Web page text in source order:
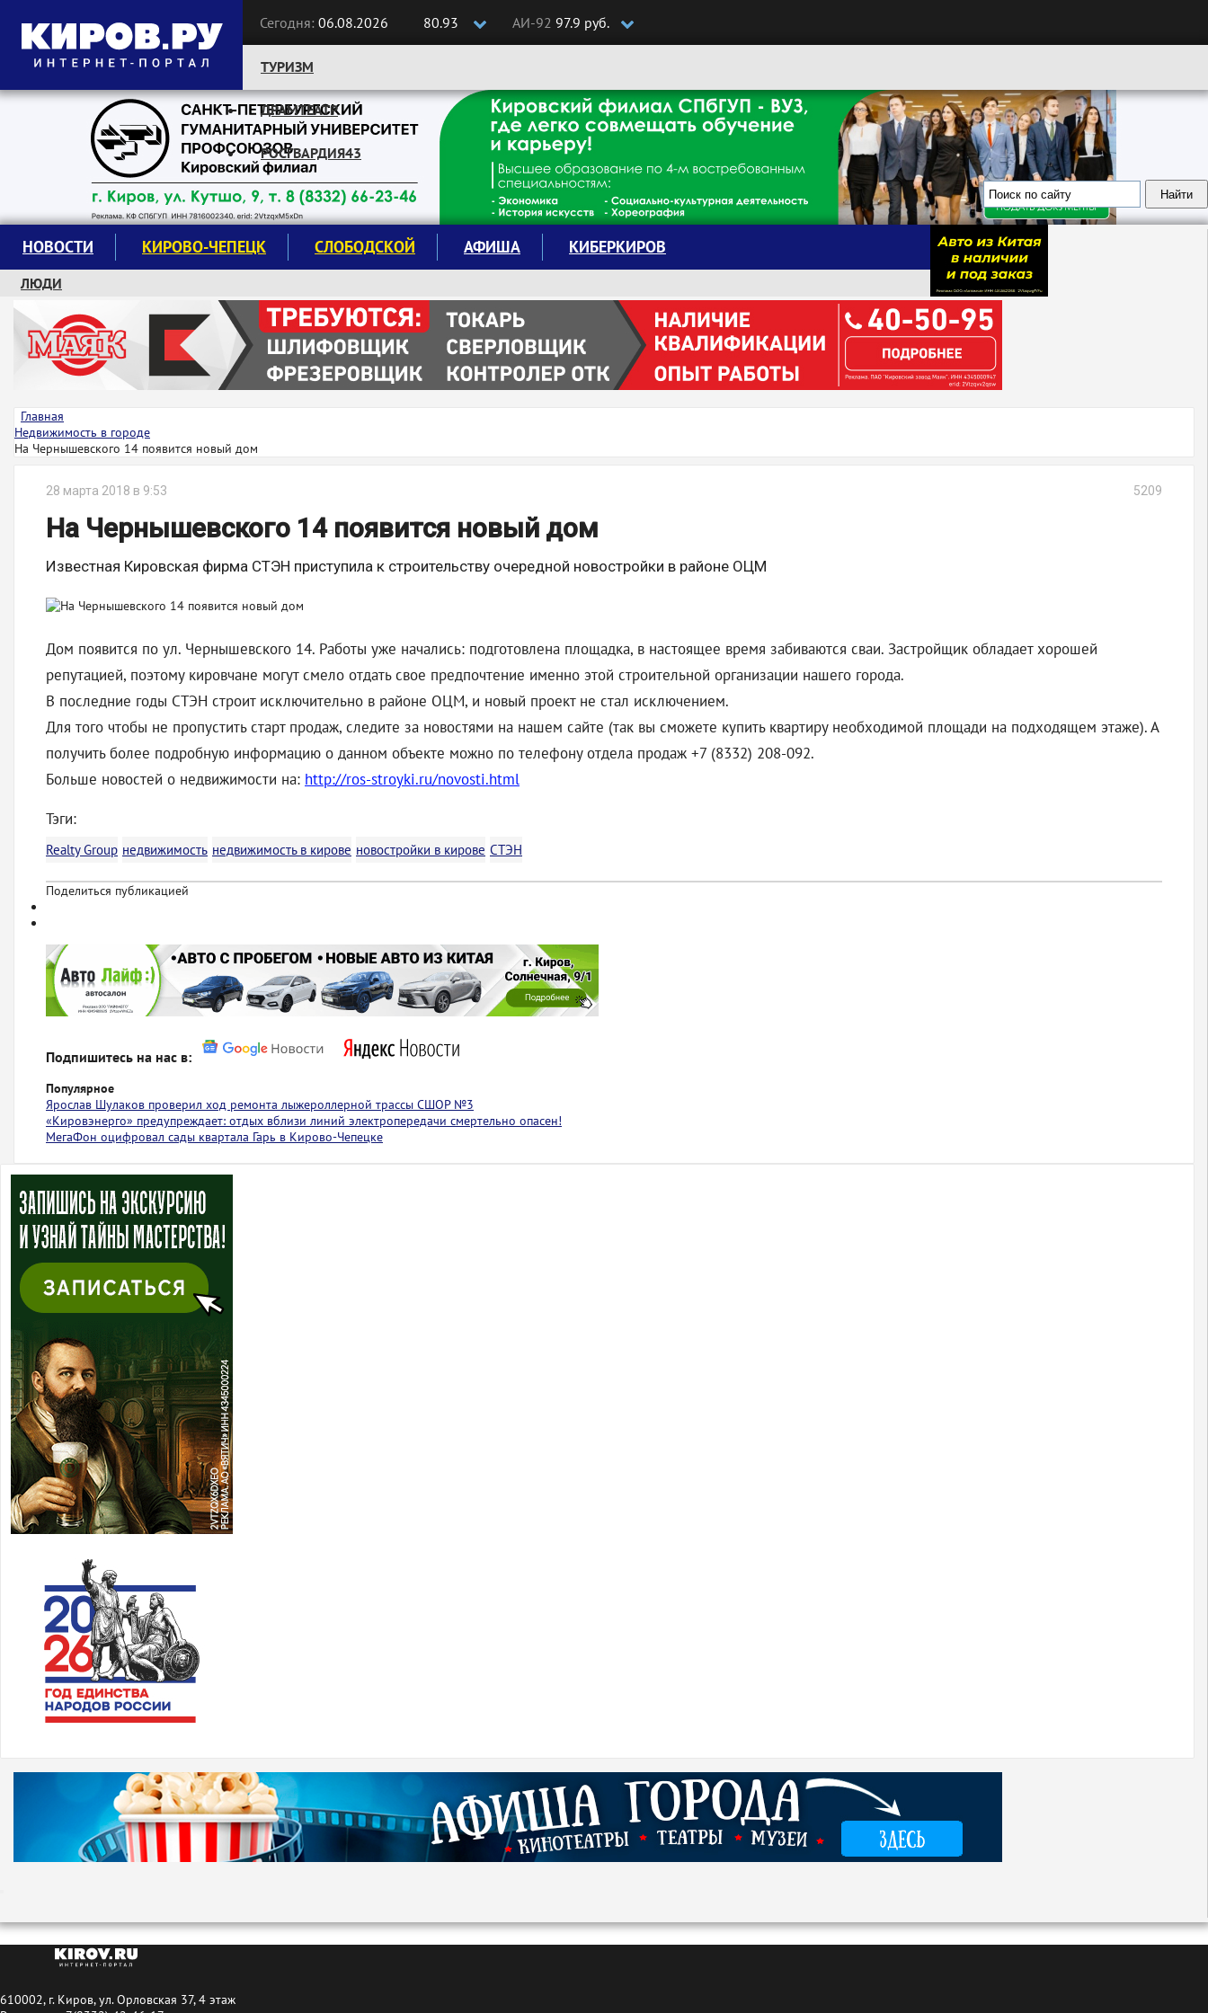
Сегодня: 06.08.2026 80.93 АИ-92 97.9 руб.
Следите за новостями:
ТУРИЗМ
ДРАМТЕАТР
РОСГВАРДИЯ43
НОВОСТИ КИРОВО-ЧЕПЕЦК СЛОБОДСКОЙ АФИША КИБЕРКИРОВ
ЛЮДИ
КРУЖКИ И СЕКЦИИ
ЗАВОДУ "МАЯК" 85 ЛЕТ
ЭКОЛОГИЯ
Главная
Недвижимость в городе
На Чернышевского 14 появится новый дом
28 марта 2018 в 9:53 5209
На Чернышевского 14 появится новый дом
Известная Кировская фирма СТЭН приступила к строительству очередной новостройки в районе ОЦМ
Дом появится по ул. Чернышевского 14. Работы уже начались: подготовлена площадка, в настоящее время забиваются сваи. Застройщик обладает хорошей
репутацией, поэтому кировчане могут смело отдать свое предпочтение именно этой строительной организации нашего города.
В последние годы СТЭН строит исключительно в районе ОЦМ, и новый проект не стал исключением.
Для того чтобы не пропустить старт продаж, следите за новостями на нашем сайте (так вы сможете купить квартиру необходимой площади на подходящем этаже). А
получить более подробную информацию о данном объекте можно по телефону отдела продаж +7 (8332) 208-092.
Больше новостей о недвижимости на: http://ros-stroyki.ru/novosti.html
Тэги:
Realty Group недвижимость недвижимость в кирове новостройки в кирове СТЭН
Поделиться публикацией
Подпишитесь на нас в:
Популярное
Ярослав Шулаков проверил ход ремонта лыжероллерной трассы СШОР №3
«Кировэнерго» предупреждает: отдых вблизи линий электропередачи смертельно опасен!
МегаФон оцифровал сады квартала Гарь в Кирово-Чепецке
610002, г. Киров, ул. Орловская 37, 4 этаж